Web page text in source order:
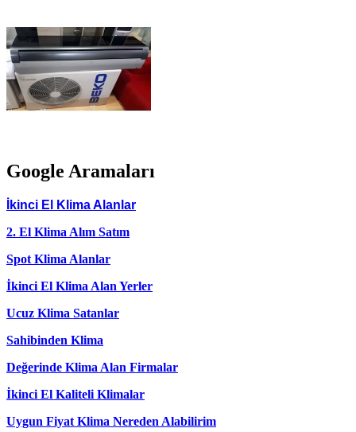
Google Aramaları
İkinci El Klima Alanlar
2. El Klima Alım Satım
Spot Klima Alanlar
İkinci El Klima Alan Yerler
Ucuz Klima Satanlar
Sahibinden Klima
Değerinde Klima Alan Firmalar
İkinci El Kaliteli Klimalar
Uygun Fiyat Klima Nereden Alabilirim